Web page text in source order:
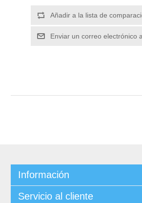
Información
Servicio al cliente